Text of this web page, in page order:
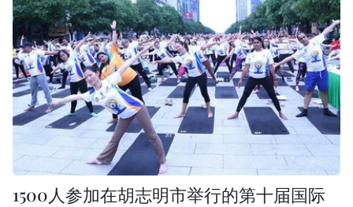
1500人参加在胡志明市举行的第十届国际